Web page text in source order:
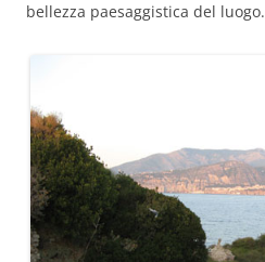
bellezza paesaggistica del luogo.